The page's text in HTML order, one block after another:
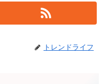
トレンドライフ